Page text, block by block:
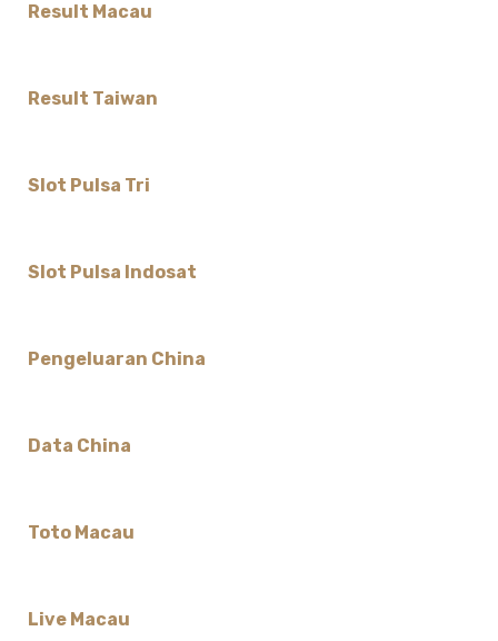
Result Macau
Result Taiwan
Slot Pulsa Tri
Slot Pulsa Indosat
Pengeluaran China
Data China
Toto Macau
Live Macau